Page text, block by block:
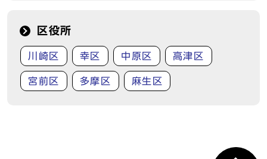
区役所
川崎区 幸区 中原区 高津区
宮前区 多摩区 麻生区